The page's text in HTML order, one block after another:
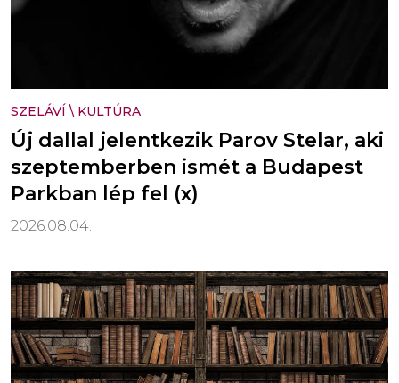
SZELÁVÍ \ KULTÚRA
Új dallal jelentkezik Parov Stelar, aki
szeptemberben ismét a Budapest
Parkban lép fel (x)
2026.08.04.